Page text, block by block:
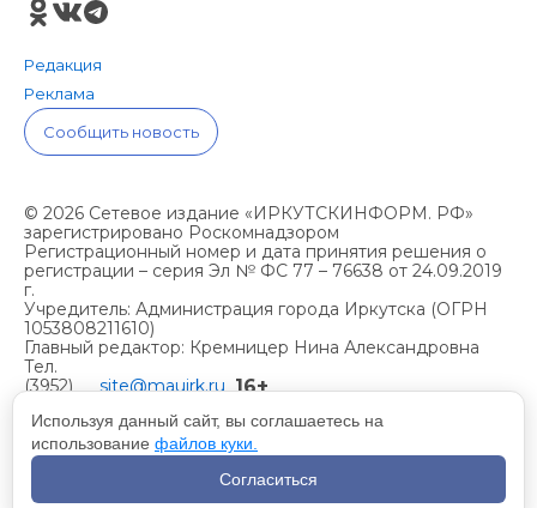
Редакция
Реклама
Сообщить новость
© 2026 Сетевое издание «ИРКУТСКИНФОРМ. РФ»
зарегистрировано Роскомнадзором
Регистрационный номер и дата принятия решения о
регистрации – серия Эл № ФС 77 – 76638 от 24.09.2019
г.
Учредитель: Администрация города Иркутска (ОГРН
1053808211610)
Главный редактор: Кремницер Нина Александровна
Тел.
(3952)
site@mauirk.ru 16+
Учетная политика организации
Политика конфиденциальности
Используя данный сайт, вы соглашаетесь на
использование файлов куки.
Согласиться